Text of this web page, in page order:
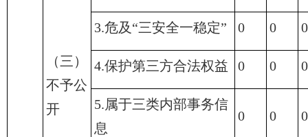
（三）
不予公
开
3.危及“三安全一稳定” 0 0 0
4.保护第三方合法权益 0 0 0
5.属于三类内部事务信
息
0 0 0